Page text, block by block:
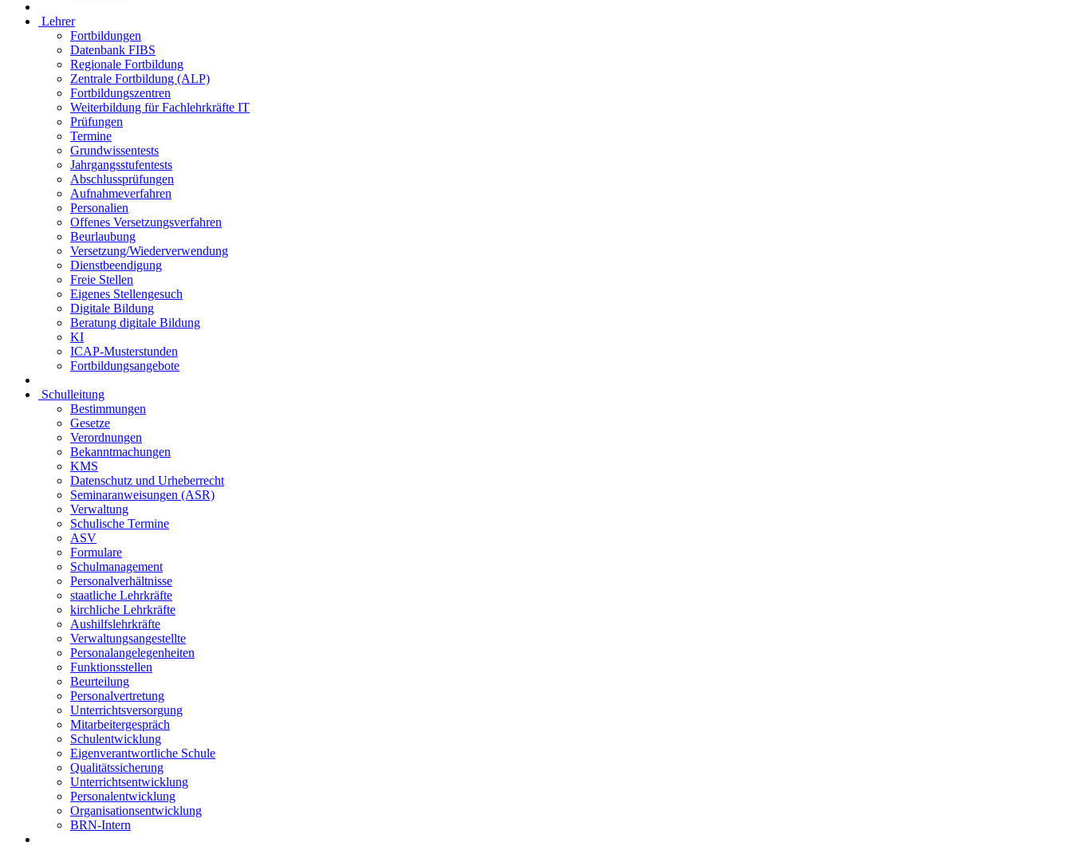
Lehrer
Fortbildungen
Datenbank FIBS
Regionale Fortbildung
Zentrale Fortbildung (ALP)
Fortbildungszentren
Weiterbildung für Fachlehrkräfte IT
Prüfungen
Termine
Grundwissentests
Jahrgangsstufentests
Abschlussprüfungen
Aufnahmeverfahren
Personalien
Offenes Versetzungsverfahren
Beurlaubung
Versetzung/Wiederverwendung
Dienstbeendigung
Freie Stellen
Eigenes Stellengesuch
Digitale Bildung
Beratung digitale Bildung
KI
ICAP-Musterstunden
Fortbildungsangebote
Schulleitung
Bestimmungen
Gesetze
Verordnungen
Bekanntmachungen
KMS
Datenschutz und Urheberrecht
Seminaranweisungen (ASR)
Verwaltung
Schulische Termine
ASV
Formulare
Schulmanagement
Personalverhältnisse
staatliche Lehrkräfte
kirchliche Lehrkräfte
Aushilfslehrkräfte
Verwaltungsangestellte
Personalangelegenheiten
Funktionsstellen
Beurteilung
Personalvertretung
Unterrichtsversorgung
Mitarbeitergespräch
Schulentwicklung
Eigenverantwortliche Schule
Qualitätssicherung
Unterrichtsentwicklung
Personalentwicklung
Organisationsentwicklung
BRN-Intern